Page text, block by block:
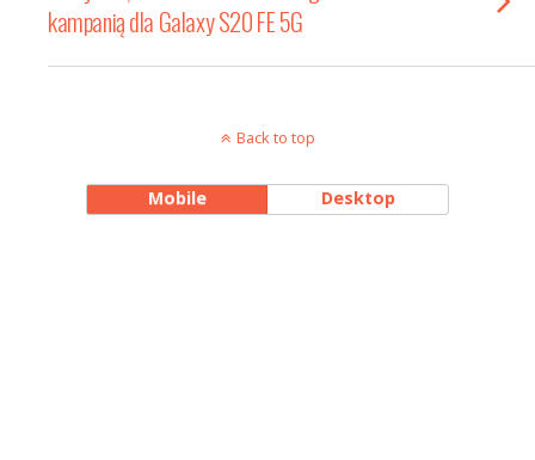
kampanią dla Galaxy S20 FE 5G
Back to top
Mobile Desktop